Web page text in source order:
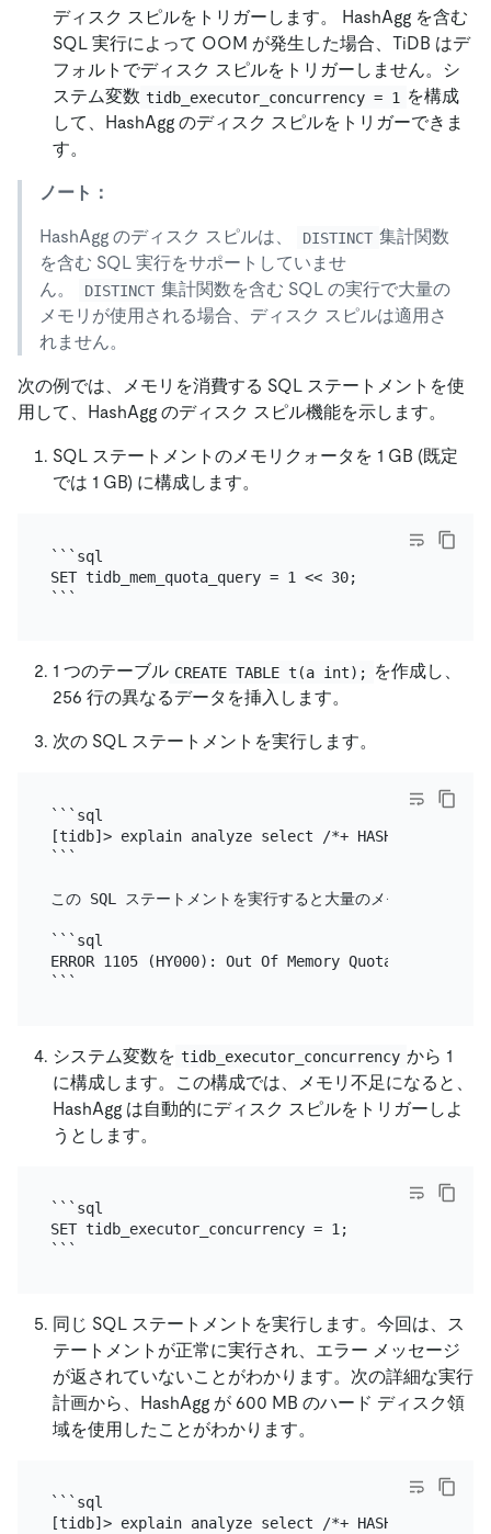
ディスク スピルをトリガーします。 HashAgg を含む
SQL 実行によって OOM が発生した場合、TiDB はデ
フォルトでディスク スピルをトリガーしません。シ
ステム変数 tidb_executor_concurrency = 1
を構成
して、HashAgg のディスク スピルをトリガーできま
す。
ノート：
HashAgg のディスク スピルは、 DISTINCT 集計関数
を含む SQL 実行をサポートしていませ
ん。
DISTINCT 集計関数を含む SQL の実行で大量の
メモリが使用される場合、ディスク スピルは適用さ
れません。
次の例では、メモリを消費する SQL ステートメントを使
用して、HashAgg のディスク スピル機能を示します。
SQL ステートメントのメモリクォータを 1 GB (既定
では 1 GB) に構成します。
```sql
SET tidb_mem_quota_query = 1 << 30;
1 つのテーブル CREATE TABLE t(a int);
を作成し、
256 行の異なるデータを挿入します。
次の SQL ステートメントを実行します。
```sql
[tidb]> explain analyze select /*+
```
この SQL ステートメントを実行すると大量のメモリが占有
```sql
ERROR 1105 (HY000): Out Of Memory
システム変数を tidb_executor_concurrency から 1
に構成します。この構成では、メモリ不足になると、
HashAgg は自動的にディスク スピルをトリガーしよ
うとします。
```sql
SET tidb_executor_concurrency = 1;
同じ SQL ステートメントを実行します。今回は、ス
テートメントが正常に実行され、エラー メッセージ
が返されていないことがわかります。次の詳細な実行
計画から、HashAgg が 600 MB のハード ディスク領
域を使用したことがわかります。
```sql
[tidb]> explain analyze select /*+